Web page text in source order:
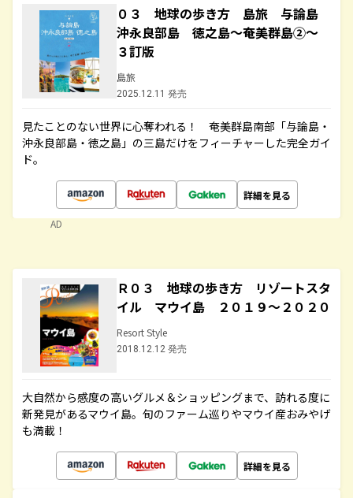
０３ 地球の歩き方 島旅 与論島
沖永良部島 徳之島～奄美群島②～
３訂版
島旅
2025.12.11 発売
見たことのない世界に心奪われる！ 奄美群島南部「与論島・
沖永良部島・徳之島」の三島だけをフィーチャーした完全ガイ
ド。
詳細を見る
AD
Ｒ０３ 地球の歩き方 リゾートスタ
イル マウイ島 ２０１９～２０２０
Resort Style
2018.12.12 発売
大自然から感度の高いグルメ＆ショッピングまで、訪れる度に
新発見があるマウイ島。旬のファーム巡りやマウイ産おみやげ
も満載！
詳細を見る